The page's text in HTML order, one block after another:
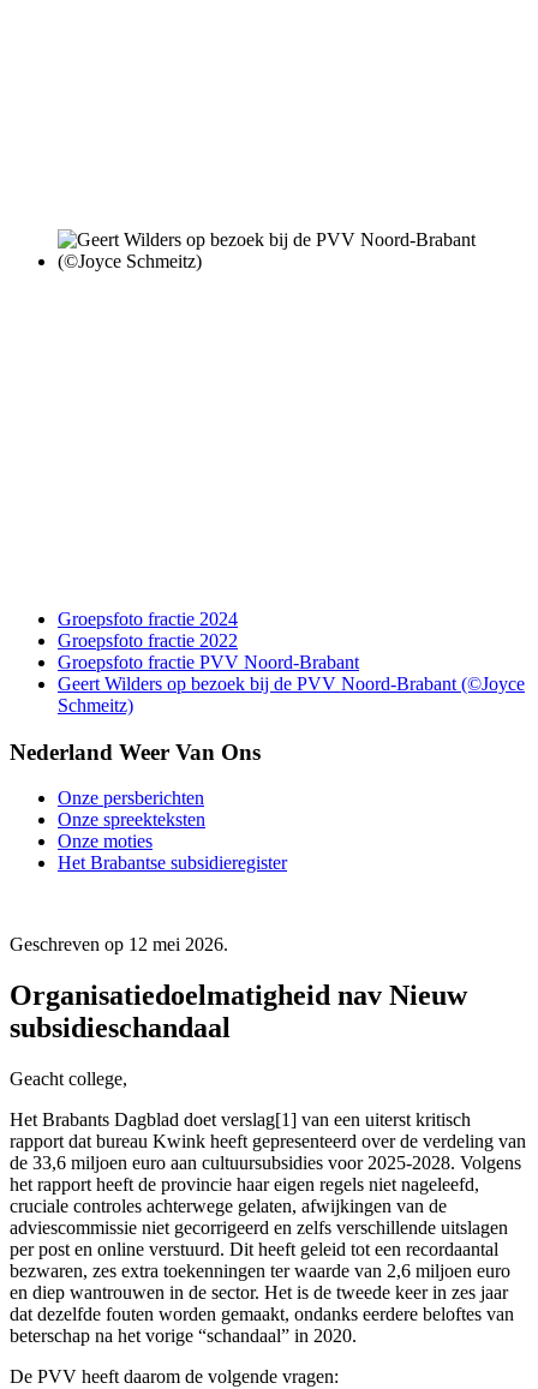
Groepsfoto fractie 2024
Groepsfoto fractie 2022
Groepsfoto fractie PVV Noord-Brabant
Geert Wilders op bezoek bij de PVV Noord-Brabant (©Joyce
Schmeitz)
Nederland Weer Van Ons
Onze persberichten
Onze spreekteksten
Onze moties
Het Brabantse subsidieregister
Geschreven op 12 mei 2026.
Organisatiedoelmatigheid nav Nieuw
subsidieschandaal
Geacht college,
Het Brabants Dagblad doet verslag[1] van een uiterst kritisch
rapport dat bureau Kwink heeft gepresenteerd over de verdeling van
de 33,6 miljoen euro aan cultuursubsidies voor 2025-2028. Volgens
het rapport heeft de provincie haar eigen regels niet nageleefd,
cruciale controles achterwege gelaten, afwijkingen van de
adviescommissie niet gecorrigeerd en zelfs verschillende uitslagen
per post en online verstuurd. Dit heeft geleid tot een recordaantal
bezwaren, zes extra toekenningen ter waarde van 2,6 miljoen euro
en diep wantrouwen in de sector. Het is de tweede keer in zes jaar
dat dezelfde fouten worden gemaakt, ondanks eerdere beloftes van
beterschap na het vorige “schandaal” in 2020.
De PVV heeft daarom de volgende vragen: